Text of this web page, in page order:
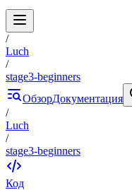
/
Luch
/
stage3-beginners
ОбзорДокументация
/
Luch
/
stage3-beginners
Код